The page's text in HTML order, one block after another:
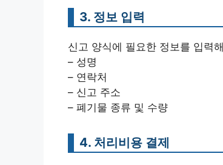
3. 정보 입력
신고 양식에 필요한 정보를 입력
– 성명
– 연락처
– 신고 주소
– 폐기물 종류 및 수량
4. 처리비용 결제